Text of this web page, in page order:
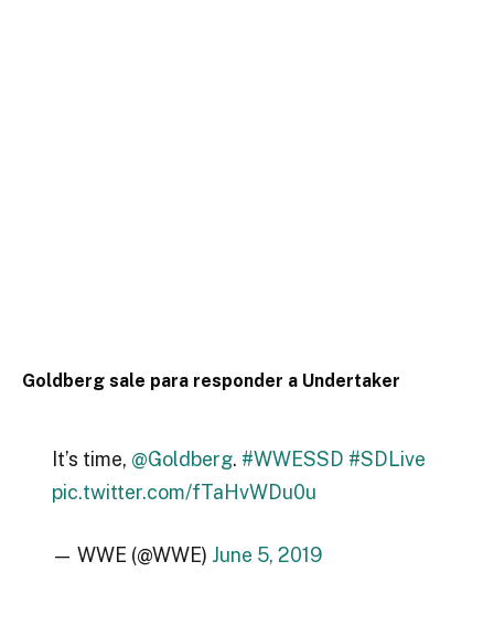
Goldberg sale para responder a Undertaker
It’s time, @Goldberg. #WWESSD #SDLive
pic.twitter.com/fTaHvWDu0u
— WWE (@WWE) June 5, 2019